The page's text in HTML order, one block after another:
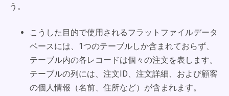
う。
こうした目的で使用されるフラットファイルデータ
ベースには、1つのテーブルしか含まれておらず、
テーブル内の各レコードは個々の注文を表します。
テーブルの列には、注文ID、注文詳細、および顧客
の個人情報（名前、住所など）が含まれます。